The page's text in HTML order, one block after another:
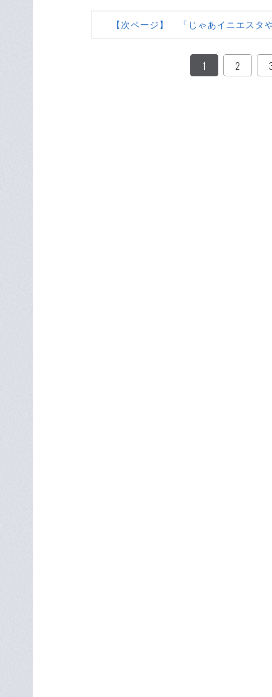
【次ページ】 「じゃあイニエスタ
1 2